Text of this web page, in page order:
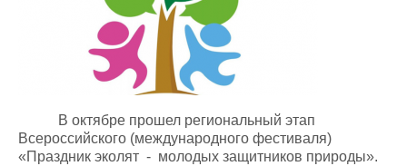
В октябре прошел региональный этап
Всероссийского (международного фестиваля)
«Праздник эколят - молодых защитников природы».